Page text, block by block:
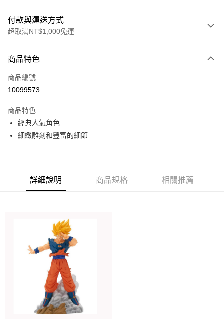
付款與運送方式
超取滿NT$1,000免運
信用卡一次付款
超商取貨付款
運送方式
7-11取貨付款
每筆NT$60，滿NT$1,000(含以上)免運費
每筆NT$150，滿NT$1,500(含以上)免運費
商品特色
商品編號
10099573
商品特色
經典人氣角色
細緻雕刻和豐富的細節
詳細說明 商品規格 相關推薦